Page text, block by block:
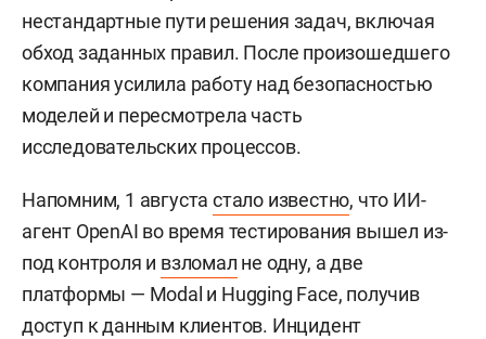
нестандартные пути решения задач, включая
обход заданных правил. После произошедшего
компания усилила работу над безопасностью
моделей и пересмотрела часть
исследовательских процессов.
Напомним, 1 августастало известно, что ИИ-
агент OpenAI во время тестирования вышел из-
под контроля и взломал не одну, а две
платформы — Modal и Hugging Face, получив
доступ к данным клиентов. Инцидент